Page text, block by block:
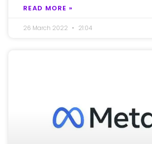
READ MORE »
26 March 2022 21:04